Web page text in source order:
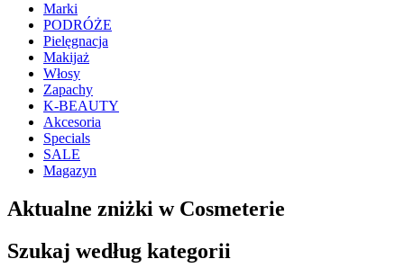
Marki
PODRÓŻE
Pielęgnacja
Makijaż
Włosy
Zapachy
K-BEAUTY
Akcesoria
Specials
SALE
Magazyn
Aktualne zniżki w Cosmeterie
Szukaj według kategorii